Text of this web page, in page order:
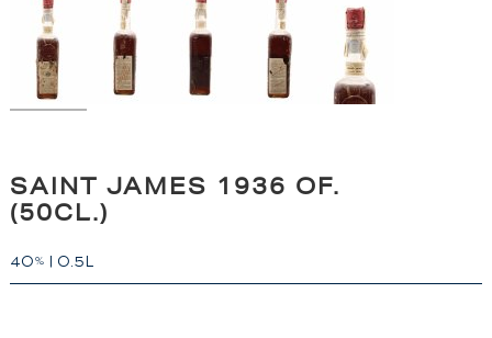
SAINT JAMES 1936 OF.
(50CL.)
40% | 0.5L